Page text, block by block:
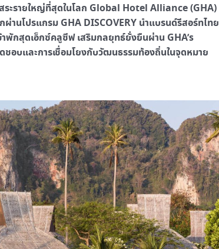
ระรายใหญ่ที่สุดในโลก Global Hotel Alliance (GHA)
านโปรแกรม GHA DISCOVERY นำแบรนด์รีสอร์ทไทย
าพักสุดเอ็กซ์คลูซีฟ เสริมกลยุทธ์ยั่งยืนผ่าน GHA’s
อบและการเชื่อมโยงกับวัฒนธรรมท้องถิ่นในจุดหมาย